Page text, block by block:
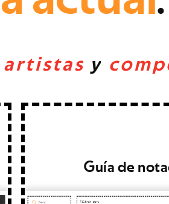
artistas y comp
Guía de